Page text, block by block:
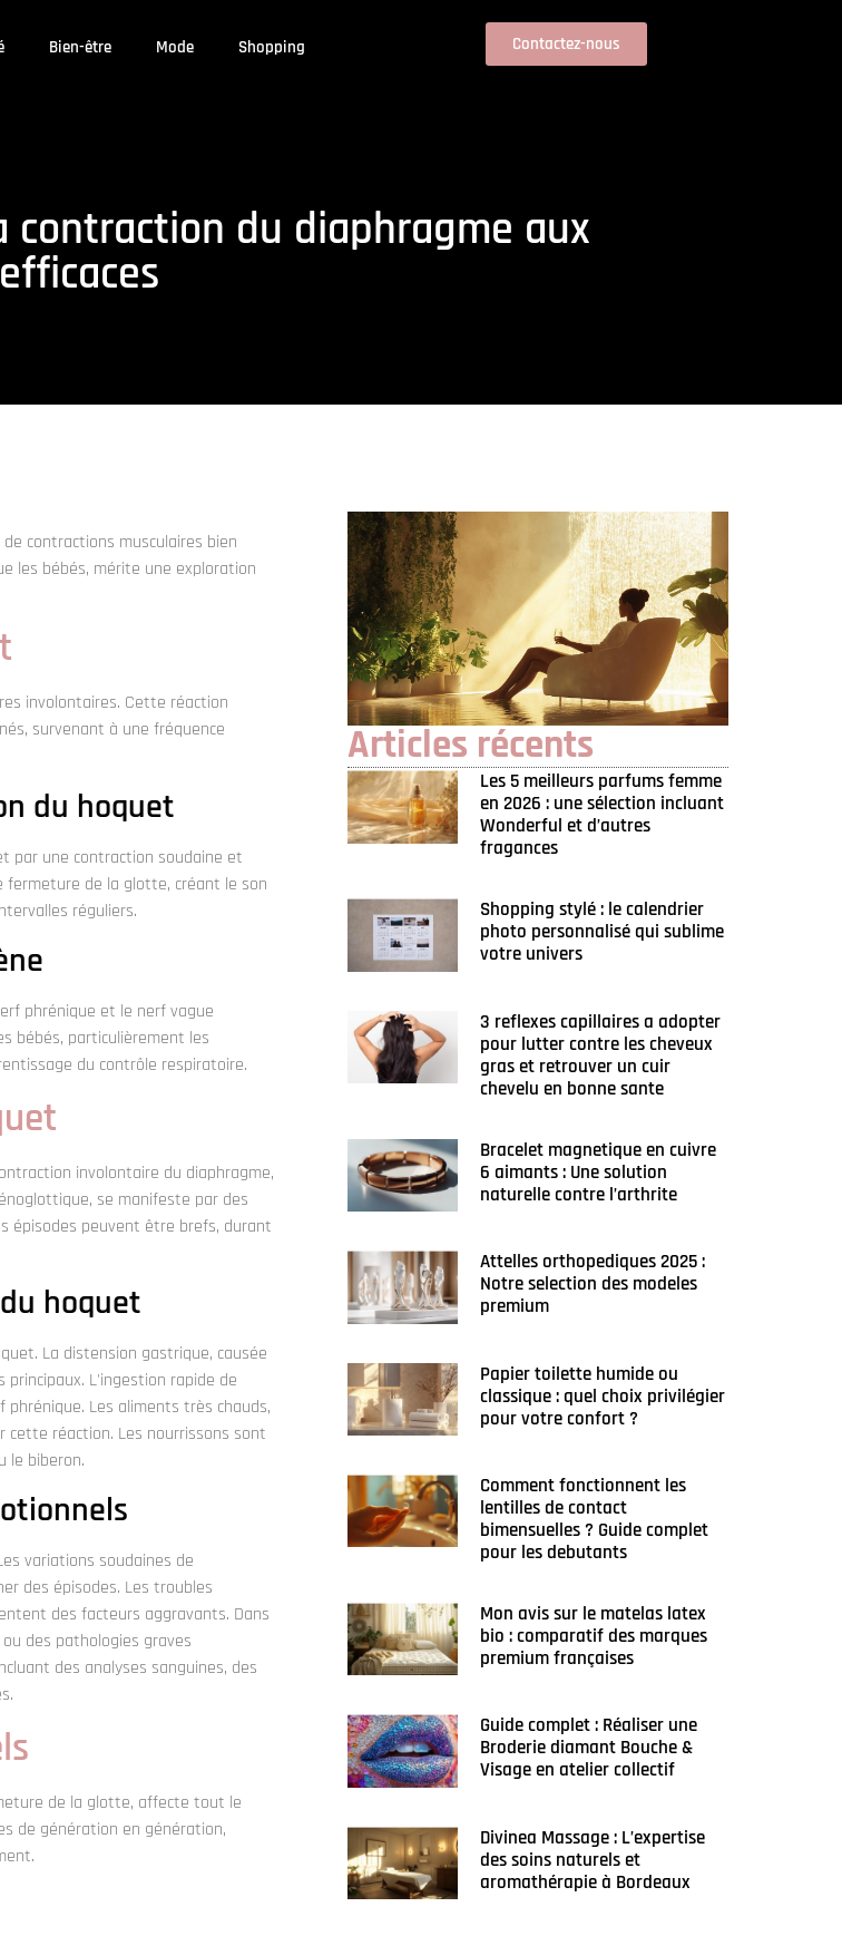
Bien-être Mode Shopping Contactez-nous
contraction du diaphragme aux
contractions musculaires bien
les bébés, mérite une exploration
involontaires. Cette réaction
survenant à une fréquence
du hoquet
par une contraction soudaine et
fermeture de la glotte, créant le son
réguliers.
phrénique et le nerf vague
bébés, particulièrement les
du contrôle respiratoire.
involontaire du diaphragme,
se manifeste par des
épisodes peuvent être brefs, durant
hoquet
La distension gastrique, causée
L'ingestion rapide de
Les aliments très chauds,
cette réaction. Les nourrissons sont
le biberon.
variations soudaines de
des épisodes. Les troubles
des facteurs aggravants. Dans
des pathologies graves
des analyses sanguines, des
de la glotte, affecte tout le
de génération en génération,
Articles récents
Les 5 meilleurs parfums femme
en 2026 : une sélection incluant
Wonderful et d’autres
fragances
Shopping stylé : le calendrier
photo personnalisé qui sublime
votre univers
3 reflexes capillaires a adopter
pour lutter contre les cheveux
gras et retrouver un cuir
chevelu en bonne sante
Bracelet magnetique en cuivre
6 aimants : Une solution
naturelle contre l’arthrite
Attelles orthopediques 2025 :
Notre selection des modeles
premium
Papier toilette humide ou
classique : quel choix privilégier
pour votre confort ?
Comment fonctionnent les
lentilles de contact
bimensuelles ? Guide complet
pour les debutants
Mon avis sur le matelas latex
bio : comparatif des marques
premium françaises
Guide complet : Réaliser une
Broderie diamant Bouche &
Visage en atelier collectif
Divinea Massage : L’expertise
des soins naturels et
aromathérapie à Bordeaux